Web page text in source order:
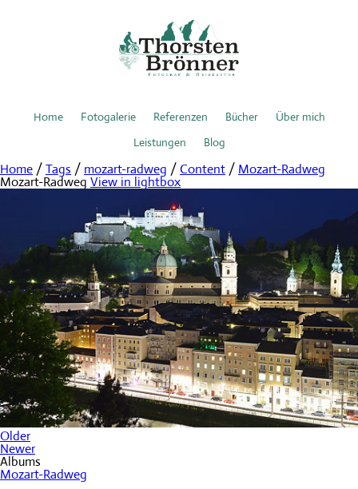
Home Fotogalerie Referenzen Bücher
Über mich
Leistungen
Blog
Home /Tags / mozart-radweg /Content / Mozart-Radweg
Mozart-Radweg View in lightbox
Older
Newer
Albums
Mozart-Radweg